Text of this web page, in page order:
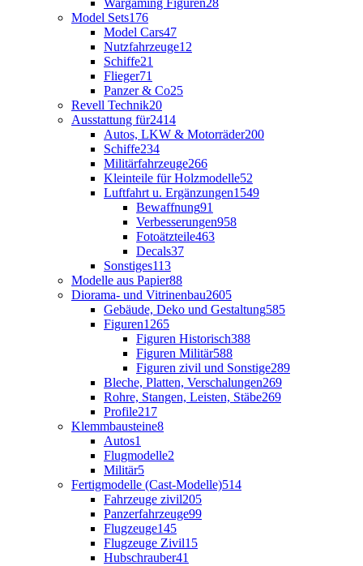
Model Sets176
Model Cars47
Nutzfahrzeuge12
Schiffe21
Flieger71
Panzer & Co25
Revell Technik20
Ausstattung für2414
Autos, LKW & Motorräder200
Schiffe234
Militärfahrzeuge266
Kleinteile für Holzmodelle52
Luftfahrt u. Ergänzungen1549
Bewaffnung91
Verbesserungen958
Fotoätzteile463
Decals37
Sonstiges113
Modelle aus Papier88
Diorama- und Vitrinenbau2605
Gebäude, Deko und Gestaltung585
Figuren1265
Figuren Historisch388
Figuren Militär588
Figuren zivil und Sonstige289
Bleche, Platten, Verschalungen269
Rohre, Stangen, Leisten, Stäbe269
Profile217
Klemmbausteine8
Autos1
Flugmodelle2
Militär5
Fertigmodelle (Cast-Modelle)514
Fahrzeuge zivil205
Panzerfahrzeuge99
Flugzeuge145
Flugzeuge Zivil15
Hubschrauber41